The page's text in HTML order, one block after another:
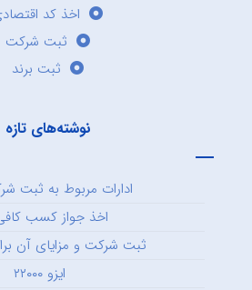
اخذ کد
ثبت شرکت
ثبت برند
نوشته‌های تازه
ادارات مربوط به ثبت
اخذ جواز کسب
ثبت شرکت و مزایای آن
ایزو ۲۲۰۰۰